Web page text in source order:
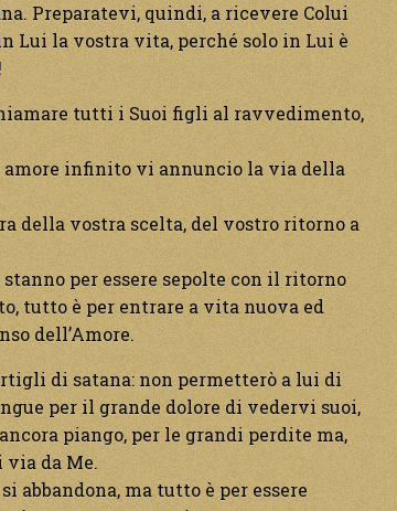
Preparatevi, quindi, a ricevere Colui
Lui la vostra vita, perché solo in Lui è
tutti i Suoi figli al ravvedimento,
amore infinito vi annuncio la via della
della vostra scelta, del vostro ritorno a
stanno per essere sepolte con il ritorno
tutto è per entrare a vita nuova ed
dell’Amore.
di satana: non permetterò a lui di
per il grande dolore di vedervi suoi,
piango, per le grandi perdite ma,
da Me.
ma tutto è per essere